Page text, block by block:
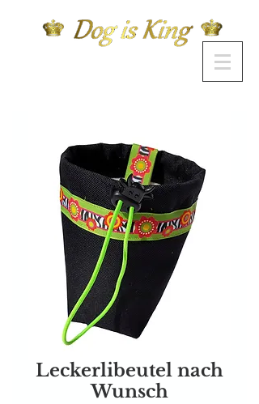
Leckerlibeutel nach
Wunsch